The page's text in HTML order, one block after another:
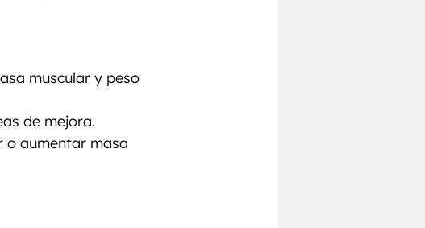
muscular y peso
de mejora.
o aumentar masa